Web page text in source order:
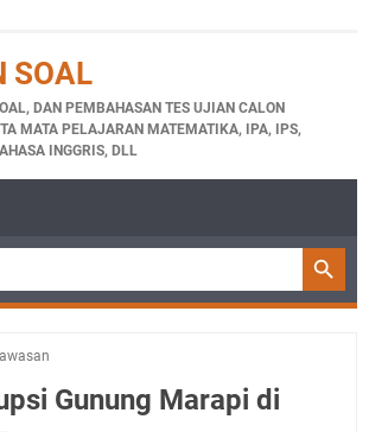
SOAL
DAN PEMBAHASAN TES UJIAN CALON
MATA PELAJARAN MATEMATIKA, IPA, IPS,
INGGRIS, DLL
Gunung Marapi di